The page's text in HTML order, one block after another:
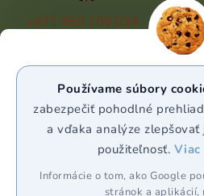
Používame súbory
zabezpečiť pohodlné
a vďaka analýze
použiteľnosť.
Informácie o tom, ako Google
stránok a aplikácií,
+421 950 105 034
WhatsApp
Sledujte nás